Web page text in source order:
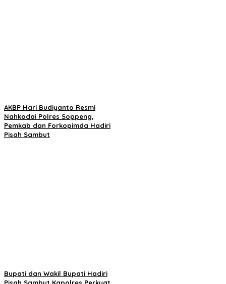
AKBP Hari Budiyanto Resmi
Nahkodai Polres Soppeng,
Pemkab dan Forkopimda Hadiri
Pisah Sambut
Bupati dan Wakil Bupati Hadiri
Pisah Sambut Kapolres Perkuat